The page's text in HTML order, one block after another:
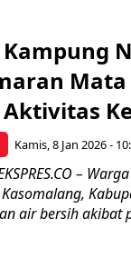
Kamis, 8 Jan 2026 -
–
air bersih akibat